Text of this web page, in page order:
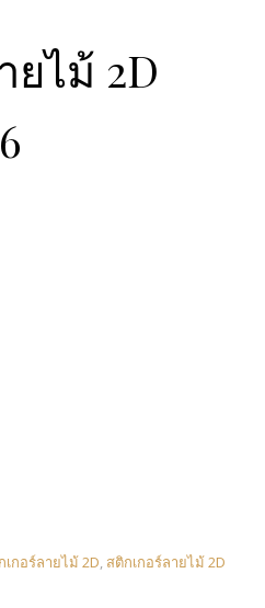
ยไม้ 2D
เกอร์ลายไม้ 2D, สติกเกอร์ลายไม้ 2D